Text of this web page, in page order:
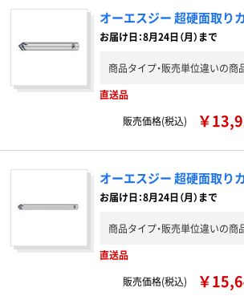
オーエスジー 超硬面取り
お届け日：8月24日（月）まで
商品タイプ・販売単位違いの商
直送品
販売価格(税込)
￥
オーエスジー 超硬面取り
お届け日：8月24日（月）まで
商品タイプ・販売単位違いの商
直送品
販売価格(税込)
￥